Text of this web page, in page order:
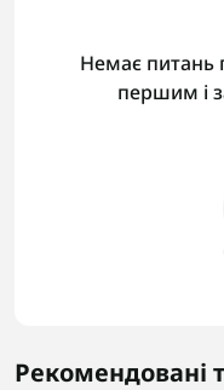
Немає питань
першим і
Рекомендовані